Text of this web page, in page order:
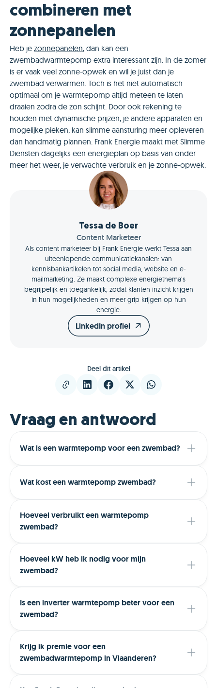
combineren met
zonnepanelen
Heb je zonnepanelen, dan kan een
zwembadwarmtepomp extra interessant zijn. In de zomer
is er vaak veel zonne-opwek en wil je juist dan je
zwembad verwarmen. Toch is het niet automatisch
optimaal om je warmtepomp altijd meteen te laten
draaien zodra de zon schijnt. Door ook rekening te
houden met dynamische prijzen, je andere apparaten en
mogelijke pieken, kan slimme aansturing meer opleveren
dan handmatig plannen. Frank Energie maakt met Slimme
Diensten dagelijks een energieplan op basis van onder
meer het weer, je verwachte verbruik en je zonne-opwek.
Tessa de Boer
Content Marketeer
Als content marketeer bij Frank Energie werkt Tessa aan
uiteenlopende communicatiekanalen: van
kennisbankartikelen tot social media, website en e-
mailmarketing. Ze maakt complexe energiethema’s
begrijpelijk en toegankelijk, zodat klanten inzicht krijgen
in hun mogelijkheden en meer grip krijgen op hun
energie.
LinkedIn profiel
Deel dit artikel
Vraag en antwoord
Wat is een warmtepomp voor een zwembad?
Wat kost een warmtepomp zwembad?
Hoeveel verbruikt een warmtepomp
zwembad?
Hoeveel kW heb ik nodig voor mijn
zwembad?
Is een inverter warmtepomp beter voor een
zwembad?
Krijg ik premie voor een
zwembadwarmtepomp in Vlaanderen?